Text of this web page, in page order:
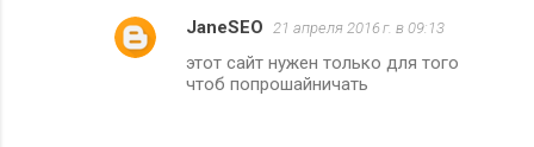
JaneSEO 21 апреля 2016 г. в 09:13
этот сайт нужен только для того
чтоб попрошайничать